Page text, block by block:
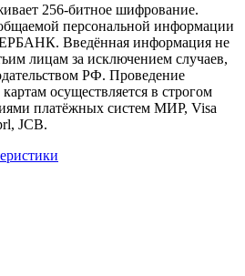
256-битное шифрование.
персональной информации
Введённая информация не
лицам за исключением случаев,
РФ. Проведение
осуществляется в строгом
платёжных систем МИР, Visa
JCB.